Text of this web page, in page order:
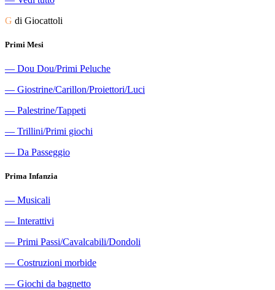
G di Giocattoli
Primi Mesi
― Dou Dou/Primi Peluche
― Giostrine/Carillon/Proiettori/Luci
― Palestrine/Tappeti
― Trillini/Primi giochi
― Da Passeggio
Prima Infanzia
― Musicali
― Interattivi
― Primi Passi/Cavalcabili/Dondoli
― Costruzioni morbide
― Giochi da bagnetto